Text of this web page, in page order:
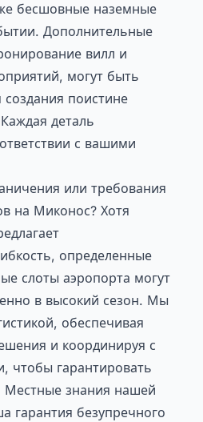
бесшовные наземные
Дополнительные
вилл и
могут быть
поистине
деталь
с вашими
или требования
на Миконос? Хотя
определенные
слоты аэропорта могут
в высокий сезон. Мы
обеспечивая
и координируя с
чтобы гарантировать
Местные знания нашей
гарантия безупречного